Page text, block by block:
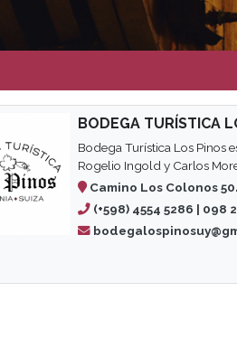
BODEGA TURÍSTICA
Bodega Turística Los Pinos
Rogelio Ingold y Carlos
Camino Los Colonos
(+598) 4554 5286 | 098